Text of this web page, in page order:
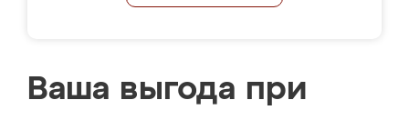
Ваша выгода при